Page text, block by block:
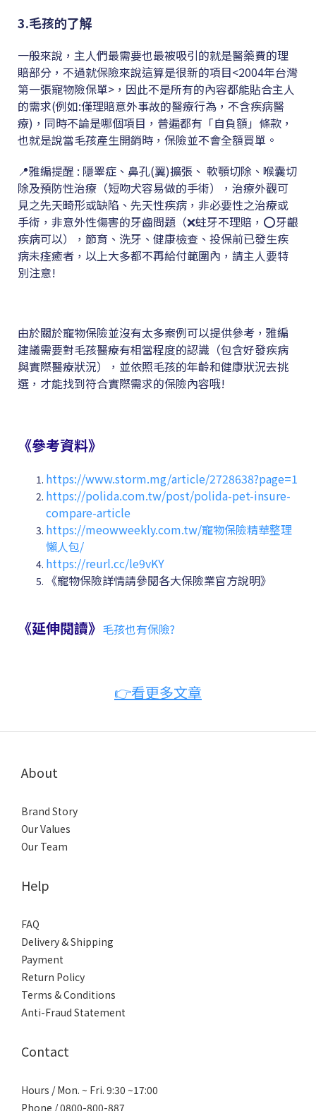
3.毛孩的了解
一般來說，主人們最需要也最被吸引的就是醫藥費的理
賠部分，不過就保險來說這算是很新的項目<2004年台灣
第一張寵物險保單>，因此不是所有的內容都能貼合主人
的需求(例如:僅理賠意外事故的醫療行為，不含疾病醫
療)，同時不論是哪個項目，普遍都有「自負額」條款，
也就是說當毛孩產生開銷時，保險並不會全額買單。
📍雅編提醒 : 隱睪症、鼻孔(翼)擴張、 軟顎切除、喉囊切
除及預防性治療（短吻犬容易做的手術），治療外觀可
見之先天畸形或缺陷、先天性疾病，非必要性之治療或
手術，非意外性傷害的牙齒問題（❌蛀牙不理賠，⭕牙齦
疾病可以），節育、洗牙、健康檢查、投保前已發生疾
病未痊癒者，以上大多都不再給付範圍內，請主人要特
別注意!
由於關於寵物保險並沒有太多案例可以提供參考，雅編
建議需要對毛孩醫療有相當程度的認識（包含好發疾病
與實際醫療狀況），並依照毛孩的年齡和健康狀況去挑
選，才能找到符合實際需求的保險內容哦!
《參考資料》
https://www.storm.mg/article/2728638?page=1
https://polida.com.tw/post/polida-pet-insure-
compare-article
https://meowweekly.com.tw/寵物保險精華整理
懶人包/
https://reurl.cc/le9vKY
《寵物保險詳情請參閱各大保險業官方說明》
《延伸閱讀》 毛孩也有保險?
👉看更多文章
About
Brand Story
Our Values
Our Team
Help
FAQ
Delivery & Shipping
Payment
Return Policy
Terms & Conditions
Anti-Fraud Statement
Contact
Hours / Mon. ~ Fri. 9:30 ~17:00
Phone / 0800-800-887